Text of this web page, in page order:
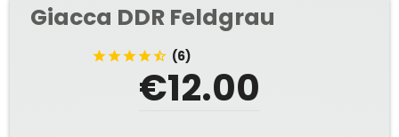
Giacca DDR Feldgrau
(6)
€12.00